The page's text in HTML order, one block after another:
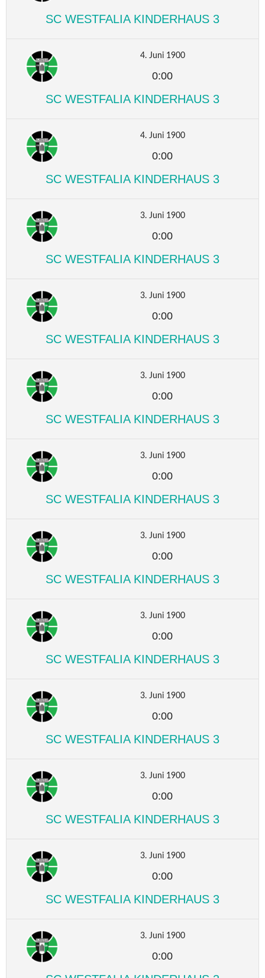
SC WESTFALIA KINDERHAUS 3
4. Juni 1900
0:00
SC WESTFALIA KINDERHAUS 3
4. Juni 1900
0:00
SC WESTFALIA KINDERHAUS 3
3. Juni 1900
0:00
SC WESTFALIA KINDERHAUS 3
3. Juni 1900
0:00
SC WESTFALIA KINDERHAUS 3
3. Juni 1900
0:00
SC WESTFALIA KINDERHAUS 3
3. Juni 1900
0:00
SC WESTFALIA KINDERHAUS 3
3. Juni 1900
0:00
SC WESTFALIA KINDERHAUS 3
3. Juni 1900
0:00
SC WESTFALIA KINDERHAUS 3
3. Juni 1900
0:00
SC WESTFALIA KINDERHAUS 3
3. Juni 1900
0:00
SC WESTFALIA KINDERHAUS 3
3. Juni 1900
0:00
SC WESTFALIA KINDERHAUS 3
3. Juni 1900
0:00